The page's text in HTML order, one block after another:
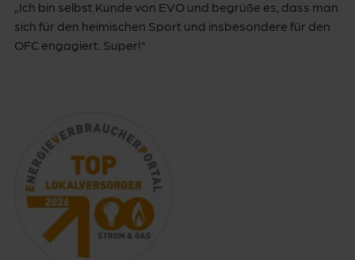
„Ich bin selbst Kunde von EVO und begrüße es, dass man
sich für den heimischen Sport und insbesondere für den
OFC engagiert. Super!"